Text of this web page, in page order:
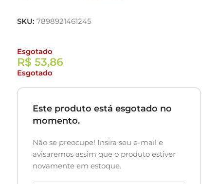
SKU: 7898921461245
Esgotado
R$ 53,86
Esgotado
Este produto está esgotado no
momento.
Não se preocupe! Insira seu e-mail e
avisaremos assim que o produto estiver
novamente em estoque.